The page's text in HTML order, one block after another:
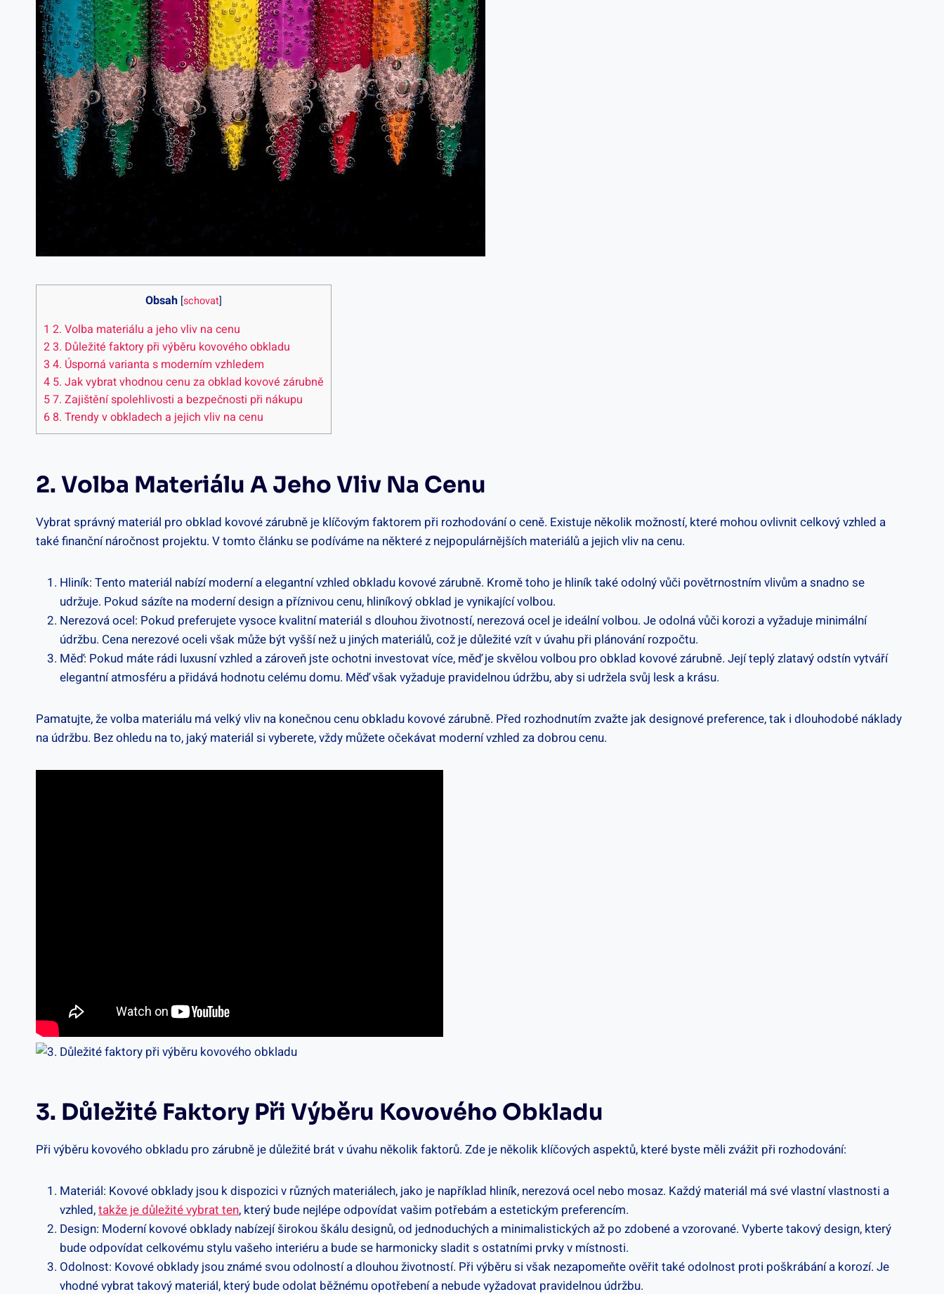
Obsah [schovat]
1 2. Volba materiálu a jeho vliv na cenu
23. Důležité faktory při výběru kovového obkladu
3 4. Úsporná varianta s moderním vzhledem
4 5. Jak vybrat vhodnou cenu za obklad kovové zárubně
57. Zajištění spolehlivosti a bezpečnosti při nákupu
6 8. Trendy v obkladech a jejich vliv na cenu
2. Volba Materiálu A Jeho Vliv Na Cenu
Vybrat správný materiál pro obklad kovové zárubně je klíčovým faktorem při rozhodování o ceně. Existuje několik možností, které mohou ovlivnit celkový vzhled a
také finanční náročnost projektu. V tomto článku se podíváme na některé z nejpopulárnějších materiálů a jejich vliv na cenu.
Hliník: Tento materiál nabízí moderní a elegantní vzhled obkladu kovové zárubně. Kromě toho je hliník také odolný vůči povětrnostním vlivům a snadno se
udržuje. Pokud sázíte na moderní design a příznivou cenu, hliníkový obklad je vynikající volbou.
Nerezová ocel: Pokud preferujete vysoce kvalitní materiál s dlouhou životností, nerezová ocel je ideální volbou. Je odolná vůči korozi a vyžaduje minimální
údržbu. Cena nerezové oceli však může být vyšší než u jiných materiálů, což je důležité vzít v úvahu při plánování rozpočtu.
Měď: Pokud máte rádi luxusní vzhled a zároveň jste ochotni investovat více, měď je skvělou volbou pro obklad kovové zárubně. Její teplý zlatavý odstín vytváří
elegantní atmosféru a přidává hodnotu celému domu. Měď však vyžaduje pravidelnou údržbu, aby si udržela svůj lesk a krásu.
Pamatujte, že volba materiálu má velký vliv na konečnou cenu obkladu kovové zárubně. Před rozhodnutím zvažte jak designové preference, tak i dlouhodobé náklady
na údržbu. Bez ohledu na to, jaký materiál si vyberete, vždy můžete očekávat moderní vzhled za dobrou cenu.
3. Důležité Faktory Při Výběru Kovového Obkladu
Při výběru kovového obkladu pro zárubně je důležité brát v úvahu několik faktorů. Zde je několik klíčových aspektů, které byste měli zvážit při rozhodování:
Materiál: Kovové obklady jsou k dispozici v různých materiálech, jako je například hliník, nerezová ocel nebo mosaz. Každý materiál má své vlastní vlastnosti a
vzhled,takže je důležité vybrat ten, který bude nejlépe odpovídat vašim potřebám a estetickým preferencím.
Design: Moderní kovové obklady nabízejí širokou škálu designů, od jednoduchých a minimalistických až po zdobené a vzorované. Vyberte takový design, který
bude odpovídat celkovému stylu vašeho interiéru a bude se harmonicky sladit s ostatními prvky v místnosti.
Odolnost: Kovové obklady jsou známé svou odolností a dlouhou životností. Při výběru si však nezapomeňte ověřit také odolnost proti poškrábání a korozí. Je
vhodné vybrat takový materiál, který bude odolat běžnému opotřebení a nebude vyžadovat pravidelnou údržbu.